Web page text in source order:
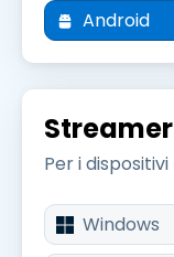
Android
Per i dispositivi
Windows